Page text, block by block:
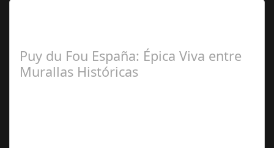
Puy du Fou España: Épica Viva entre
Murallas Históricas